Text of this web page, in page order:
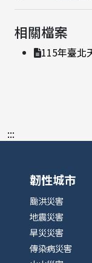
相關檔案
115年臺北
:::
韌性城市
颱洪災害
地震災害
旱災災害
傳染病災害